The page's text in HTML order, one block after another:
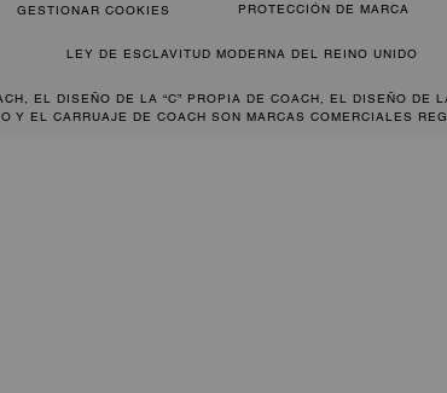
GESTIONAR COOKIES PROTECCIÓN DE MARCA
LEY DE ESCLAVITUD MODERNA DEL REINO UNIDO
EL DISEÑO DE LA “C” PROPIA DE COACH, EL DISEÑO DE
Y EL CARRUAJE DE COACH SON MARCAS COMERCIALES